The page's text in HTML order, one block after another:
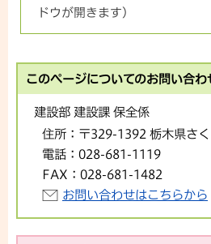
ドウが開きます）
このページについてのお問い合わ
建設部 建設課 保全係
住所： 〒329-1392 栃木県さ
電話： 028-681-1119
FAX： 028-681-1482
お問い合わせはこちらから